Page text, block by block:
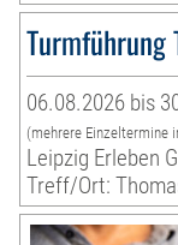
Turmführung
06.08.2026 bis
(mehrere Einzeltermine
Leipzig Erleben
Treff/Ort: